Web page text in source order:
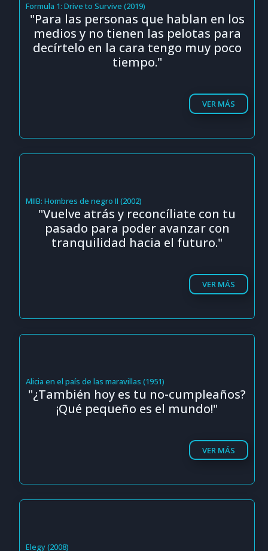
Formula 1: Drive to Survive (2019)
"Para las personas que hablan en los
medios y no tienen las pelotas para
decírtelo en la cara tengo muy poco
tiempo."
VER MÁS
MIIB: Hombres de negro II (2002)
"Vuelve atrás y reconcíliate con tu
pasado para poder avanzar con
tranquilidad hacia el futuro."
VER MÁS
Alicia en el país de las maravillas (1951)
"¿También hoy es tu no-cumpleaños?
¡Qué pequeño es el mundo!"
VER MÁS
Elegy (2008)